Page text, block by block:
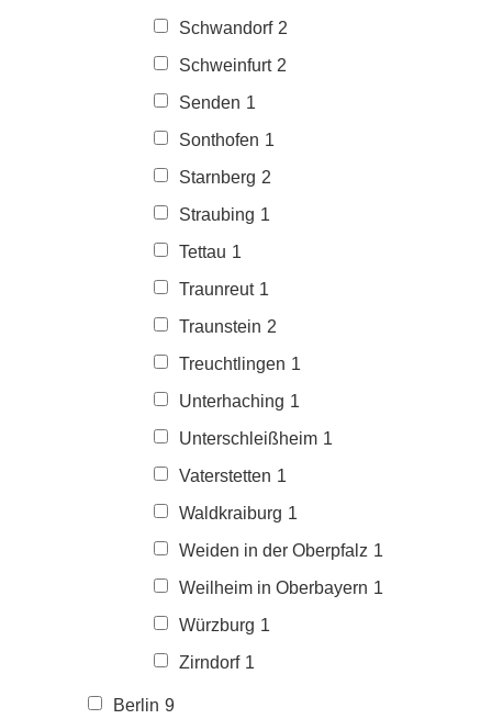
Schwandorf 2
Schweinfurt 2
Senden 1
Sonthofen 1
Starnberg 2
Straubing 1
Tettau 1
Traunreut 1
Traunstein 2
Treuchtlingen 1
Unterhaching 1
Unterschleißheim 1
Vaterstetten 1
Waldkraiburg 1
Weiden in der Oberpfalz 1
Weilheim in Oberbayern 1
Würzburg 1
Zirndorf 1
Berlin 9